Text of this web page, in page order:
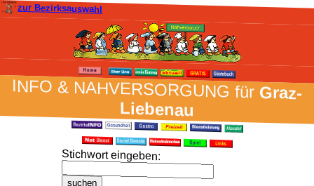
zur Bezirksauswahl
INFO & NAH­VER­SORG­UNG fürGraz-
Liebenau
Stich­wort ein­geben: